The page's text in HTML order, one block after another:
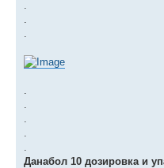
Данабол 10 дозировка и